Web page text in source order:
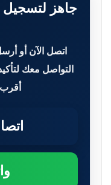
جاهز
اتصل الآن أو
التواصل معك